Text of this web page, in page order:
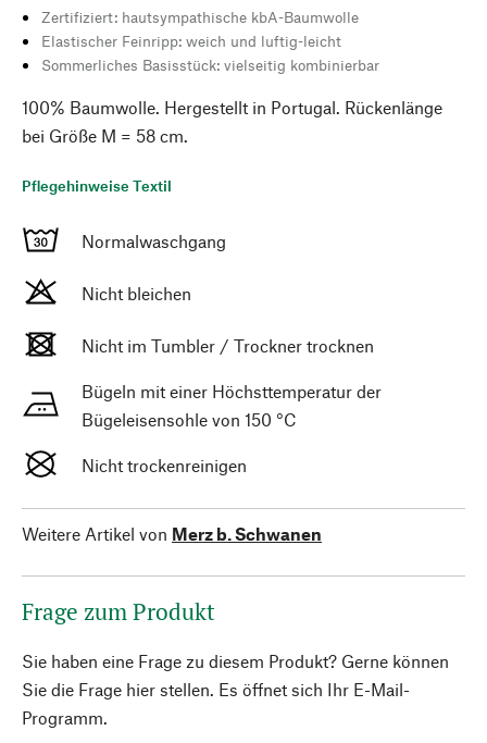
Zertifiziert: hautsympathische kbA-Baumwolle
Elastischer Feinripp: weich und luftig-leicht
Sommerliches Basisstück: vielseitig kombinierbar
100% Baumwolle. Hergestellt in Portugal. Rückenlänge
bei Größe M = 58 cm.
Pflegehinweise Textil
Normalwaschgang
Nicht bleichen
Nicht im Tumbler / Trockner trocknen
Bügeln mit einer Höchsttemperatur der
Bügeleisensohle von 150 °C
Nicht trockenreinigen
Weitere Artikel von Merz b. Schwanen
Frage zum Produkt
Sie haben eine Frage zu diesem Produkt? Gerne können
Sie die Frage hier stellen. Es öffnet sich Ihr E-Mail-
Programm.